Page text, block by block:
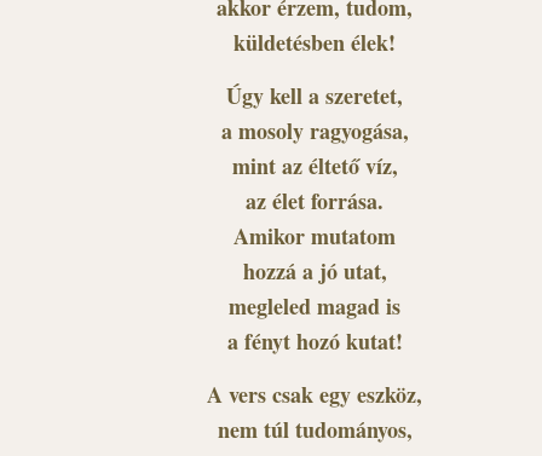
akkor érzem, tudom,
küldetésben élek!
Úgy kell a szeretet,
a mosoly ragyogása,
mint az éltető víz,
az élet forrása.
Amikor mutatom
hozzá a jó utat,
megleled magad is
a fényt hozó kutat!
A vers csak egy eszköz,
nem túl tudományos,